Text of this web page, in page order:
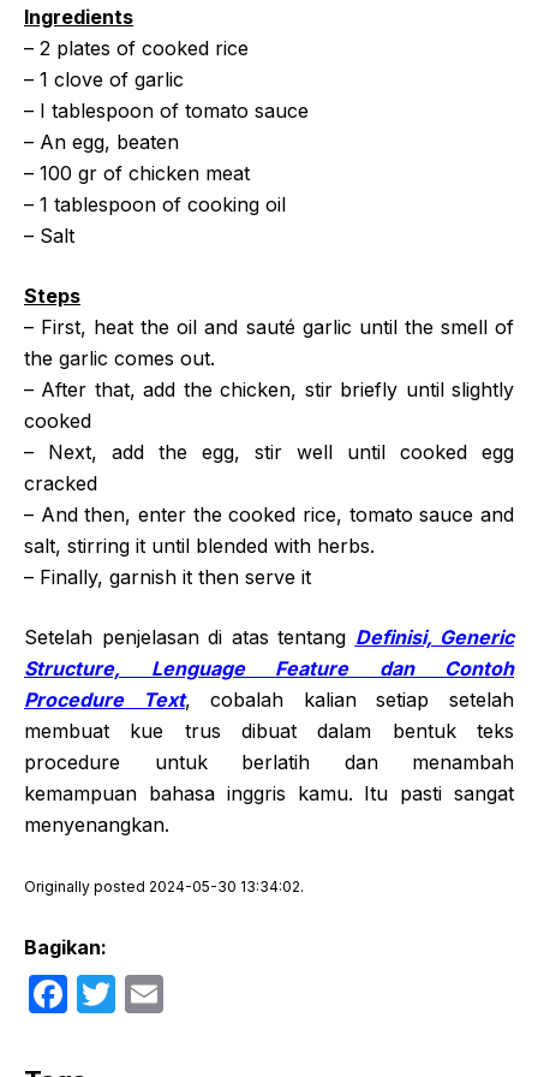
Ingredients
– 2 plates of cooked rice
– 1 clove of garlic
– I tablespoon of tomato sauce
– An egg, beaten
– 100 gr of chicken meat
– 1 tablespoon of cooking oil
– Salt
Steps
– First, heat the oil and sauté garlic until the smell of
the garlic comes out.
– After that, add the chicken, stir briefly until slightly
cooked
– Next, add the egg, stir well until cooked egg
cracked
– And then, enter the cooked rice, tomato sauce and
salt, stirring it until blended with herbs.
– Finally, garnish it then serve it
Setelah penjelasan di atas tentang Definisi, Generic
Structure, Lenguage Feature dan Contoh
Procedure Text, cobalah kalian setiap setelah
membuat kue trus dibuat dalam bentuk teks
procedure untuk berlatih dan menambah
kemampuan bahasa inggris kamu. Itu pasti sangat
menyenangkan.
Originally posted 2024-05-30 13:34:02.
Bagikan:
F
T